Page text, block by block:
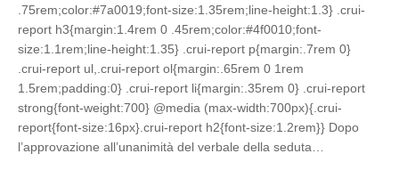
.75rem;color:#7a0019;font-size:1.35rem;line-height:1.3} .crui-
report h3{margin:1.4rem 0 .45rem;color:#4f0010;font-
size:1.1rem;line-height:1.35} .crui-report p{margin:.7rem 0}
.crui-report ul,.crui-report ol{margin:.65rem 0 1rem
1.5rem;padding:0} .crui-report li{margin:.35rem 0} .crui-report
strong{font-weight:700} @media (max-width:700px){.crui-
report{font-size:16px}.crui-report h2{font-size:1.2rem}} Dopo
l’approvazione all’unanimità del verbale della seduta…